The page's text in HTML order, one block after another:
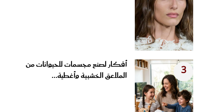
3
أفكار لصنع مجسمات للحيوانات من
الملاعق الخشبية وأغطية...